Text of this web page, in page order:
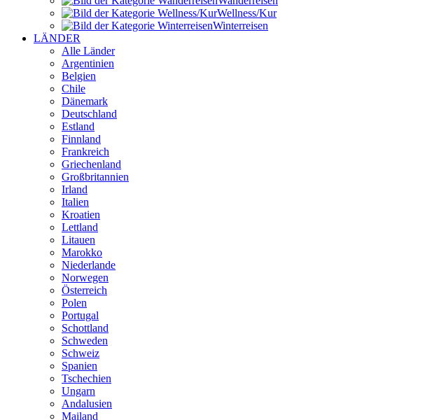
Wellness/Kur
Winter­reisen
LÄNDER
Alle Länder
Argentinien
Belgien
Chile
Dänemark
Deutschland
Estland
Finnland
Frankreich
Griechenland
Großbritannien
Irland
Italien
Kroatien
Lettland
Litauen
Marokko
Niederlande
Norwegen
Österreich
Polen
Portugal
Schottland
Schweden
Schweiz
Spanien
Tschechien
Ungarn
Andalusien
Mailand